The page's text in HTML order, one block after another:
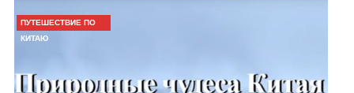
ПУТЕШЕСТВИЕ ПО
КИТАЮ